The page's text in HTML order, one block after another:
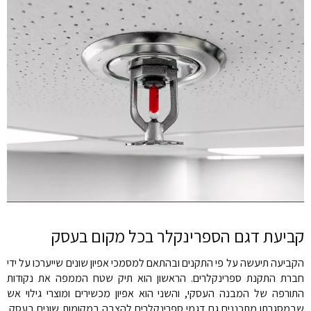
קביעת דגם הספרינקלר בכל מקום בעסק
הקביעה תיעשה על פי התקנים ובהתאם למסמכי אפיון שונים שייערכו על ידי
חברת התקנת ספרינקלרים. הראשון הוא תיק שטח הממפה את נקודות
התורפה של המבנה העסקי, והשני הוא אפיון מכשירים ומוצרי גילוי אש